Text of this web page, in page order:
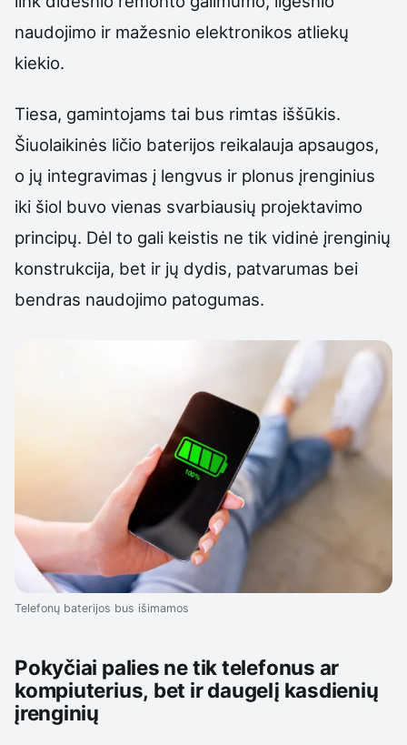
naudojimo ir mažesnio elektronikos atliekų
kiekio.
Tiesa, gamintojams tai bus rimtas iššūkis.
Šiuolaikinės ličio baterijos reikalauja apsaugos,
o jų integravimas į lengvus ir plonus įrenginius
iki šiol buvo vienas svarbiausių projektavimo
principų. Dėl to gali keistis ne tik vidinė įrenginių
konstrukcija, bet ir jų dydis, patvarumas bei
bendras naudojimo patogumas.
Telefonų baterijos bus išimamos
Pokyčiai palies ne tik telefonus ar
kompiuterius, bet ir daugelį kasdienių
įrenginių